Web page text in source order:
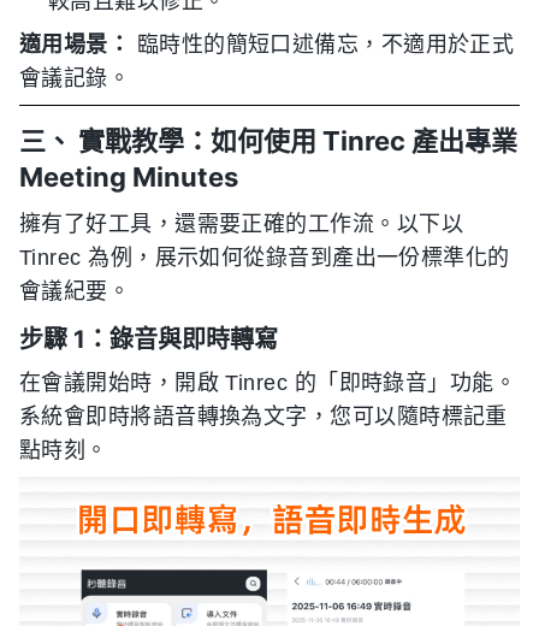
適用場景：
臨時性的簡短口述備忘，不適用於正式
會議記錄。
三、 實戰教學：如何使用 Tinrec 產出專業
Meeting Minutes
擁有了好工具，還需要正確的工作流。以下以
Tinrec 為例，展示如何從錄音到產出一份標準化的
會議紀要。
步驟 1：錄音與即時轉寫
在會議開始時，開啟 Tinrec 的「即時錄音」功能。
系統會即時將語音轉換為文字，您可以隨時標記重
點時刻。